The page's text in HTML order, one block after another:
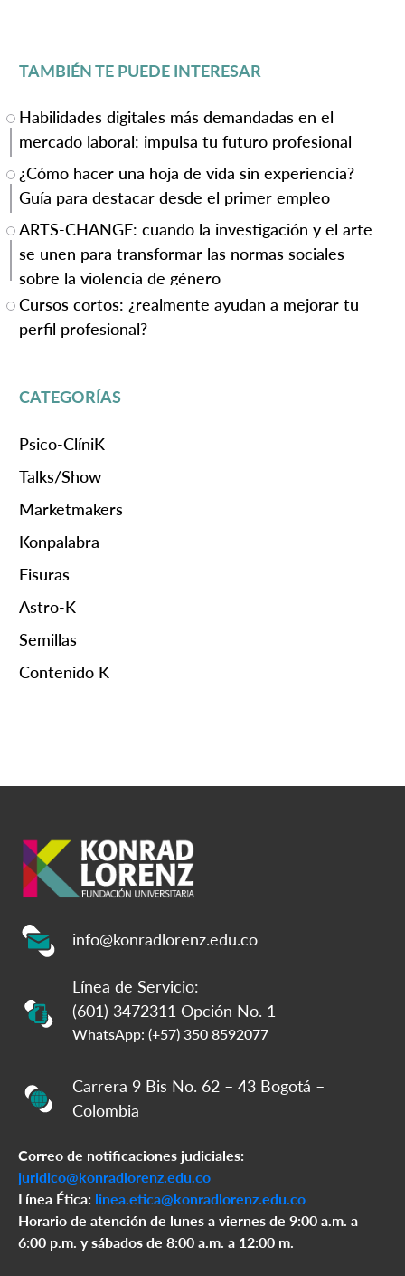
TAMBIÉN TE PUEDE INTERESAR
Habilidades digitales más demandadas en el
mercado laboral: impulsa tu futuro profesional
¿Cómo hacer una hoja de vida sin experiencia?
Guía para destacar desde el primer empleo
ARTS-CHANGE: cuando la investigación y el arte
se unen para transformar las normas sociales
sobre la violencia de género
Cursos cortos: ¿realmente ayudan a mejorar tu
perfil profesional?
CATEGORÍAS
Psico-ClíniK
Talks/Show
Marketmakers
Konpalabra
Fisuras
Astro-K
Semillas
Contenido K
info@konradlorenz.edu.co
Línea de Servicio:
(601) 3472311 Opción No. 1
WhatsApp: (+57) 350 8592077
Carrera 9 Bis No. 62 – 43 Bogotá –
Colombia
Correo de notificaciones judiciales:
juridico@konradlorenz.edu.co
Línea Ética: linea.etica@konradlorenz.edu.co
Horario de atención de lunes a viernes de 9:00 a.m. a
6:00 p.m. y sábados de 8:00 a.m. a 12:00 m.